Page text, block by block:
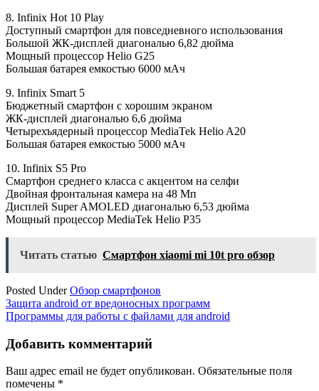
8. Infinix Hot 10 Play
Доступный смартфон для повседневного использования
Большой ЖК-дисплей диагональю 6,82 дюйма
Мощный процессор Helio G25
Большая батарея емкостью 6000 мАч
9. Infinix Smart 5
Бюджетный смартфон с хорошим экраном
ЖК-дисплей диагональю 6,6 дюйма
Четырехъядерный процессор MediaTek Helio A20
Большая батарея емкостью 5000 мАч
10. Infinix S5 Pro
Смартфон среднего класса с акцентом на селфи
Двойная фронтальная камера на 48 Мп
Дисплей Super AMOLED диагональю 6,53 дюйма
Мощный процессор MediaTek Helio P35
Читать статью Смартфон xiaomi mi 10t pro обзор
Posted UnderОбзор смартфонов
Навигация
по
записям
Защита android от вредоносных программ
Программы для работы с файлами для android
Добавить комментарий
Ваш адрес email не будет опубликован. Обязательные поля
помечены *